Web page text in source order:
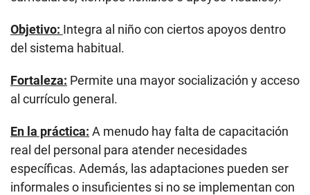
Objetivo: Integra al niño con ciertos apoyos dentro
del sistema habitual.
Fortaleza: Permite una mayor socialización y acceso
al currículo general.
En la práctica: A menudo hay falta de capacitación
real del personal para atender necesidades
específicas. Además, las adaptaciones pueden ser
informales o insuficientes si no se implementan con